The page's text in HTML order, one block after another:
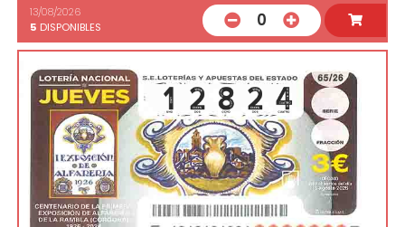
13/08/2026
5 DISPONIBLES 0